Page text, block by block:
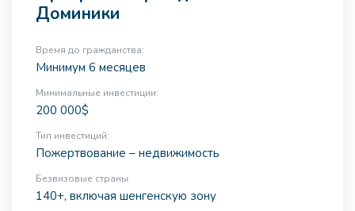
Доминики
Время до гражданства:
Минимум 6 месяцев
Минимальные инвестиции:
200 000$
Тип инвестиций:
Пожертвование – недвижимость
Безвизовые страны:
140+, включая шенгенскую зону